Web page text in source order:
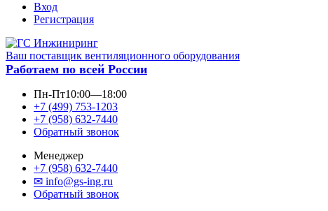
Вход
Регистрация
Ваш поставщик вентиляционного оборудования
Работаем по всей России
Пн-Пт10:00—18:00
+7 (499) 753-1203
+7 (958) 632-7440
Обратный звонок
Менеджер
+7 (958) 632-7440
✉ info@gs-ing.ru
Обратный звонок